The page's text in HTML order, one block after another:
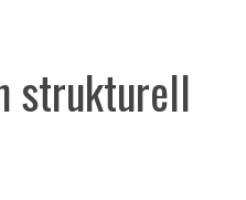
strukturell